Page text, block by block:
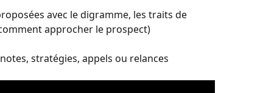
avec le digramme, les traits de
approcher le prospect)
stratégies, appels ou relances